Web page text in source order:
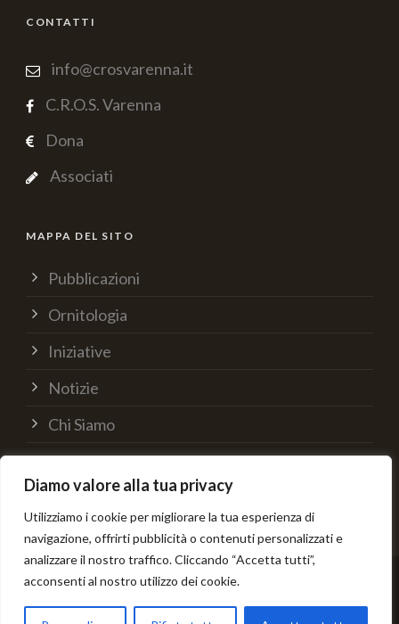
Diamo valore alla tua privacy
Utilizziamo i cookie per migliorare la tua esperienza di
navigazione, offrirti pubblicità o contenuti personalizzati e
analizzare il nostro traffico. Cliccando “Accetta tutti”,
acconsenti al nostro utilizzo dei cookie.
CONTATTI
info@crosvarenna.it
C.R.O.S. Varenna
Dona
Associati
MAPPA DEL SITO
Pubblicazioni
Ornitologia
Iniziative
Notizie
Chi Siamo
Supporta
Contatti
© [current_year] C.R.O.S. Varenna - Credits: